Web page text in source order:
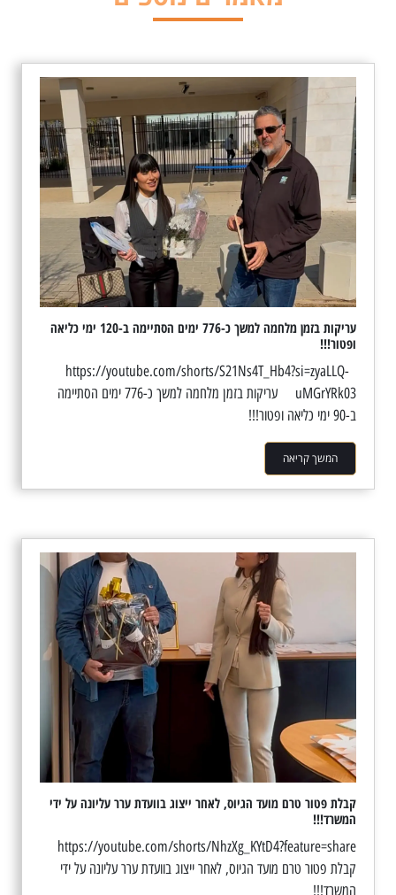
עריקות בזמן מלחמה למשך כ-776 ימים הסתיימה ב-120 ימי כליאה
ופטור!!!
https://youtube.com/shorts/S21Ns4T_Hb4?si=zyaLLQ-
uMGrYRk03 עריקות בזמן מלחמה למשך כ-776 ימים הסתיימה
ב-90 ימי כליאה ופטור!!!
המשך קריאה
קבלת פטור טרם מועד הגיוס, לאחר ייצוג בוועדת ערר עליונה על ידי
המשרד!!!
קבלת פטור טרם מועד הגיוס, לאחר ייצוג בוועדת ערר עליונה על ידי
המשרד!!!